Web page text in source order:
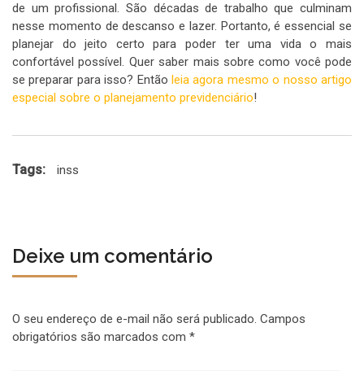
de um profissional. São décadas de trabalho que culminam
nesse momento de descanso e lazer. Portanto, é essencial se
planejar do jeito certo para poder ter uma vida o mais
confortável possível. Quer saber mais sobre como você pode
se preparar para isso? Então leia agora mesmo o nosso artigo
especial sobre o planejamento previdenciário!
Tags: inss
Deixe um comentário
O seu endereço de e-mail não será publicado. Campos
obrigatórios são marcados com *